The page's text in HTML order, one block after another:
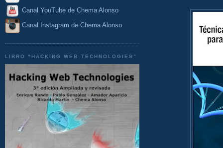
Canal YouTube de Chema Alonso
Canal Instagram de Chema Alonso
LIBRO "HACKING WEB TECHNOLOGIES"